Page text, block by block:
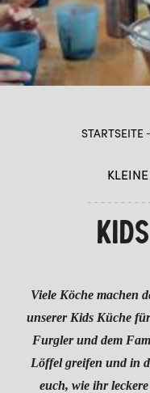
BABYURLAUB
KINDER
KINDER
KIDS BIKE
FURGLER
FURGLI EXPRESS
WINTER
STARTSEITE
Viele Köche machen
unserer Kids Küche
Furgler und dem
Löffel greifen und in
euch, wie ihr